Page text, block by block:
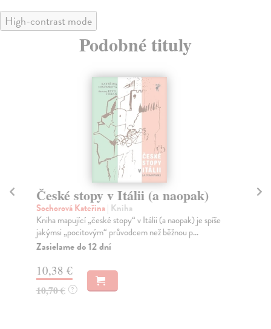
High-contrast mode
Podobné tituly
České stopy v Itálii (a naopak)
Sochorová Kateřina| Kniha
Kniha mapující „české stopy“ v Itálii (a naopak) je spíše
jakýmsi „pocitovým“ průvodcem než běžnou p...
Zasielame do 12 dní
10,38 €
10,70 € ?